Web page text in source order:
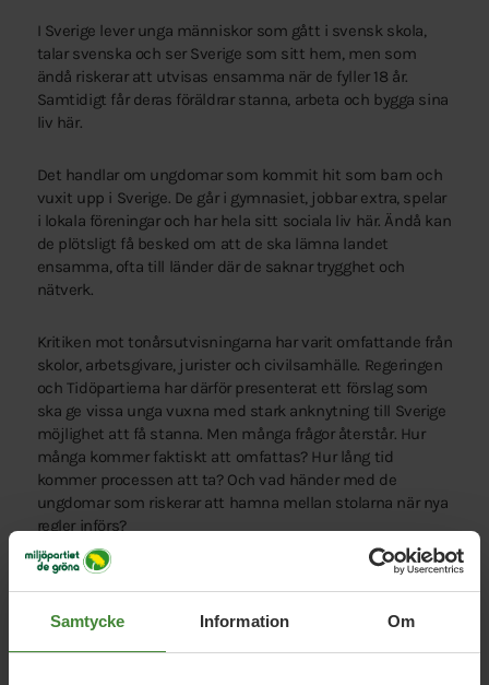
Samtycke Information Om
I Sverige lever unga människor som gått i svensk skola,
talar svenska och ser Sverige som sitt hem, men som
ändå riskerar att utvisas ensamma när de fyller 18 år.
Samtidigt får deras föräldrar stanna, arbeta och bygga sina
liv här.
Det handlar om ungdomar som kommit hit som barn och
vuxit upp i Sverige. De går i gymnasiet, jobbar extra, spelar
i lokala föreningar och har hela sitt sociala liv här. Ändå kan
de plötsligt få besked om att de ska lämna landet
ensamma, ofta till länder där de saknar trygghet och
nätverk.
Kritiken mot tonårsutvisningarna har varit omfattande från
skolor, arbetsgivare, jurister och civilsamhälle. Regeringen
och Tidöpartierna har därför presenterat ett förslag som
ska ge vissa unga vuxna med stark anknytning till Sverige
möjlighet att få stanna. Men många frågor återstår. Hur
många kommer faktiskt att omfattas? Hur lång tid
kommer processen att ta? Och vad händer med de
ungdomar som riskerar att hamna mellan stolarna när nya
regler införs?
När en ung människa har vuxit upp i Sverige, gått i svensk
Ingen ska behöva leva i ovisshet om sin framtid på grund
av regler som inte tar tillräcklig hänsyn till den verkliga